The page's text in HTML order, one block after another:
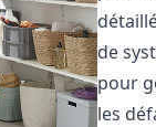
de
pour
les